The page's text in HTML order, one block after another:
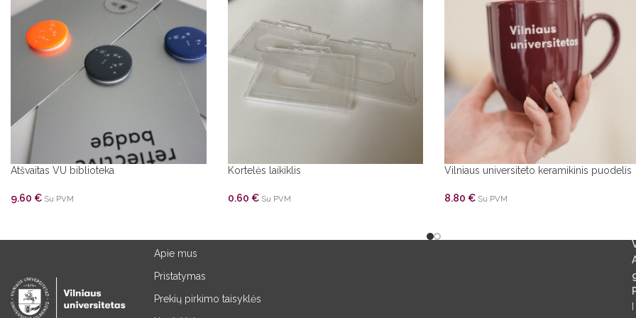
Atšvaitas VU biblioteka
9.60 € Su PVM
Kortelės laikiklis
0.60 € Su PVM
Vilniaus universiteto keramikinis puodelis
8.80 € Su PVM
Apie mus
Pristatymas
Prekių pirkimo taisyklės